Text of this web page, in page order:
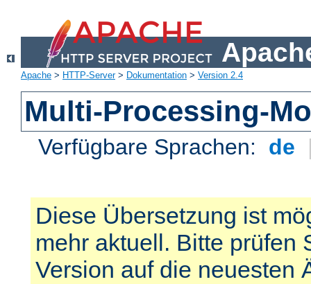
Apache > HTTP-Server> Dokumentation > Version 2.4
Multi-Processing-
Verfügbare Sprachen: de
Diese Übersetzung ist
mehr aktuell. Bitte prüfen
Version auf die neuesten